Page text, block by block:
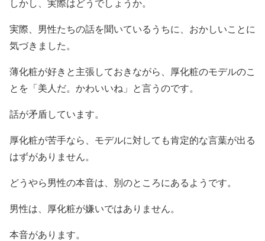
しかし、実際はどうでしょうか。
実際、男性たちの話を聞いているうちに、おかしいことに
気づきました。
薄化粧が好きと主張しておきながら、厚化粧のモデルのこ
とを「美人だ。かわいいね」と言うのです。
話が矛盾しています。
厚化粧が苦手なら、モデルに対しても肯定的な言葉が出る
はずがありません。
どうやら男性の本音は、別のところにあるようです。
男性は、厚化粧が嫌いではありません。
本音があります。